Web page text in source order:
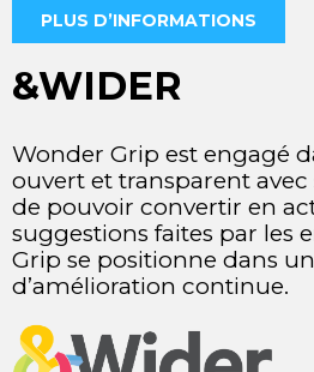
PLUS D’INFORMATIONS
&WIDER
Wonder Grip est engagé
ouvert et transparent avec
de pouvoir convertir en
suggestions faites par les
Grip se positionne dans
d’amélioration continue.